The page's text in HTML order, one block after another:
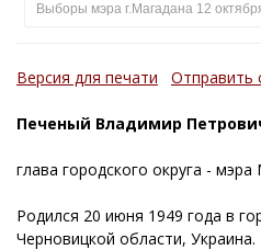
Выборы мэра г.Магадана 12
Версия для печати Отправить
Печеный Владимир
глава городского округа - мэра
Родился 20 июня 1949 года в
Черновицкой области, Украина.